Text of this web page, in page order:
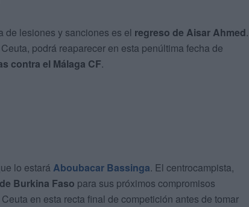
de lesiones y sanciones es el regreso de Aisar Ahmed.
podrá reaparecer en esta penúltima fecha de
contra el Málaga CF.
lo estará Aboubacar Bassinga. El centrocampista,
Burkina Faso para sus próximos compromisos
en esta recta final de competición antes de tomar